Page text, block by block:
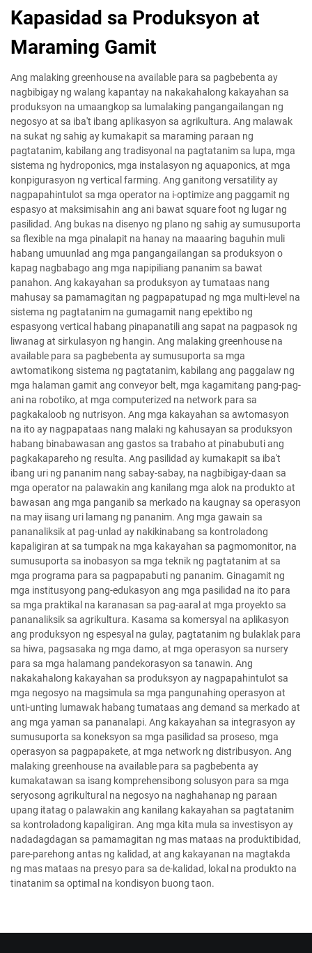
Kapasidad sa Produksyon at
Maraming Gamit
Ang malaking greenhouse na available para sa pagbebenta ay
nagbibigay ng walang kapantay na nakakahalong kakayahan sa
produksyon na umaangkop sa lumalaking pangangailangan ng
negosyo at sa iba't ibang aplikasyon sa agrikultura. Ang malawak
na sukat ng sahig ay kumakapit sa maraming paraan ng
pagtatanim, kabilang ang tradisyonal na pagtatanim sa lupa, mga
sistema ng hydroponics, mga instalasyon ng aquaponics, at mga
konpigurasyon ng vertical farming. Ang ganitong versatility ay
nagpapahintulot sa mga operator na i-optimize ang paggamit ng
espasyo at maksimisahin ang ani bawat square foot ng lugar ng
pasilidad. Ang bukas na disenyo ng plano ng sahig ay sumusuporta
sa flexible na mga pinalapit na hanay na maaaring baguhin muli
habang umuunlad ang mga pangangailangan sa produksyon o
kapag nagbabago ang mga napipiliang pananim sa bawat
panahon. Ang kakayahan sa produksyon ay tumataas nang
mahusay sa pamamagitan ng pagpapatupad ng mga multi-level na
sistema ng pagtatanim na gumagamit nang epektibo ng
espasyong vertical habang pinapanatili ang sapat na pagpasok ng
liwanag at sirkulasyon ng hangin. Ang malaking greenhouse na
available para sa pagbebenta ay sumusuporta sa mga
awtomatikong sistema ng pagtatanim, kabilang ang paggalaw ng
mga halaman gamit ang conveyor belt, mga kagamitang pang-pag-
ani na robotiko, at mga computerized na network para sa
pagkakaloob ng nutrisyon. Ang mga kakayahan sa awtomasyon
na ito ay nagpapataas nang malaki ng kahusayan sa produksyon
habang binabawasan ang gastos sa trabaho at pinabubuti ang
pagkakapareho ng resulta. Ang pasilidad ay kumakapit sa iba't
ibang uri ng pananim nang sabay-sabay, na nagbibigay-daan sa
mga operator na palawakin ang kanilang mga alok na produkto at
bawasan ang mga panganib sa merkado na kaugnay sa operasyon
na may iisang uri lamang ng pananim. Ang mga gawain sa
pananaliksik at pag-unlad ay nakikinabang sa kontroladong
kapaligiran at sa tumpak na mga kakayahan sa pagmomonitor, na
sumusuporta sa inobasyon sa mga teknik ng pagtatanim at sa
mga programa para sa pagpapabuti ng pananim. Ginagamit ng
mga institusyong pang-edukasyon ang mga pasilidad na ito para
sa mga praktikal na karanasan sa pag-aaral at mga proyekto sa
pananaliksik sa agrikultura. Kasama sa komersyal na aplikasyon
ang produksyon ng espesyal na gulay, pagtatanim ng bulaklak para
sa hiwa, pagsasaka ng mga damo, at mga operasyon sa nursery
para sa mga halamang pandekorasyon sa tanawin. Ang
nakakahalong kakayahan sa produksyon ay nagpapahintulot sa
mga negosyo na magsimula sa mga pangunahing operasyon at
unti-unting lumawak habang tumataas ang demand sa merkado at
ang mga yaman sa pananalapi. Ang kakayahan sa integrasyon ay
sumusuporta sa koneksyon sa mga pasilidad sa proseso, mga
operasyon sa pagpapakete, at mga network ng distribusyon. Ang
malaking greenhouse na available para sa pagbebenta ay
kumakatawan sa isang komprehensibong solusyon para sa mga
seryosong agrikultural na negosyo na naghahanap ng paraan
upang itatag o palawakin ang kanilang kakayahan sa pagtatanim
sa kontroladong kapaligiran. Ang mga kita mula sa investisyon ay
nadadagdagan sa pamamagitan ng mas mataas na produktibidad,
pare-parehong antas ng kalidad, at ang kakayanan na magtakda
ng mas mataas na presyo para sa de-kalidad, lokal na produkto na
tinatanim sa optimal na kondisyon buong taon.